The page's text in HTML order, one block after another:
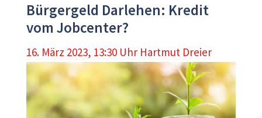
Bürgergeld Darlehen: Kredit
vom Jobcenter?
16. März 2023, 13:30 Uhr Hartmut Dreier